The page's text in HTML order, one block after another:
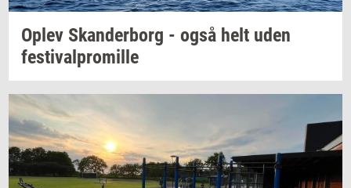
Oplev Skan­der­borg - også helt uden
festi­val­pro­mil­le